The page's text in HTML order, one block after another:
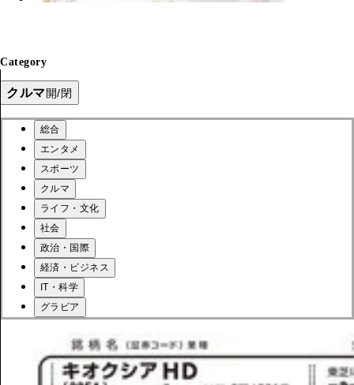
Category
クルマ開/閉
総合
エンタメ
スポーツ
クルマ
ライフ・文化
社会
政治・国際
経済・ビジネス
IT・科学
グラビア